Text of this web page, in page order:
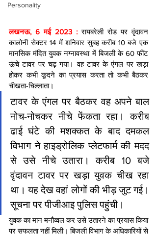
Personality
लखनऊ, 6 मई 2023 : रायबरेली रोड पर वृंदावन
कालोनी सेक्टर 14 में शनिवार सुबह करीब 10 बजे एक
मानसिक मंदित युवक नग्नावस्था में बिजली के 60 फींट
ऊंचे टावर पर चढ़ गया। वह टावर के एंगल पर खड़ा
होकर कभी कूदने का प्रयास करता तो कभी बैठकर
चीखता-चिल्लाता।
टावर के एंगल पर बैठकर वह अपने बाल
नोच-नोचकर नीचे फेंकता रहा। करीब
ढाई घंटे की मशक्कत के बाद दमकल
विभाग ने हाइड्रोलिक प्लेटफार्म की मदद
से उसे नीचे उतारा। करीब 10 बजे
वृंदावन टावर पर खड़ा युवक चीख रहा
था। यह देख वहां लोगों की भीड़ जुट गई।
सूचना पर पीजीआइ पुलिस पहुंची।
युवक का मान मनौव्वल कर उसे उतारने का प्रयास किया
पर सफलता नहीं मिली। बिजली विभाग के अधिकारियों से